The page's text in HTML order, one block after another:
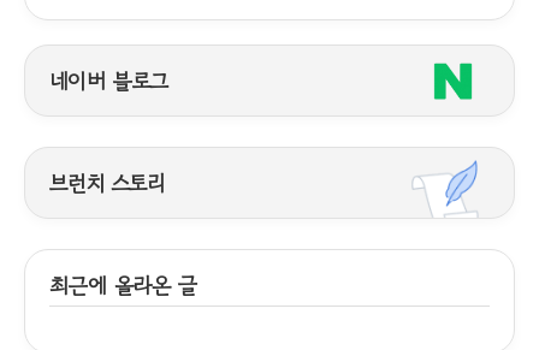
네이버 블로그
브런치 스토리
최근에 올라온 글